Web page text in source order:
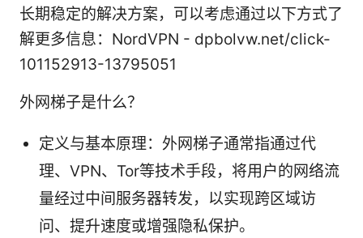
长期稳定的解决方案，可以考虑通过以下方式了
解更多信息：NordVPN - dpbolvw.net/click-
101152913-13795051
外网梯子是什么？
定义与基本原理：外网梯子通常指通过代
理、VPN、Tor等技术手段，将用户的网络流
量经过中间服务器转发，以实现跨区域访
问、提升速度或增强隐私保护。